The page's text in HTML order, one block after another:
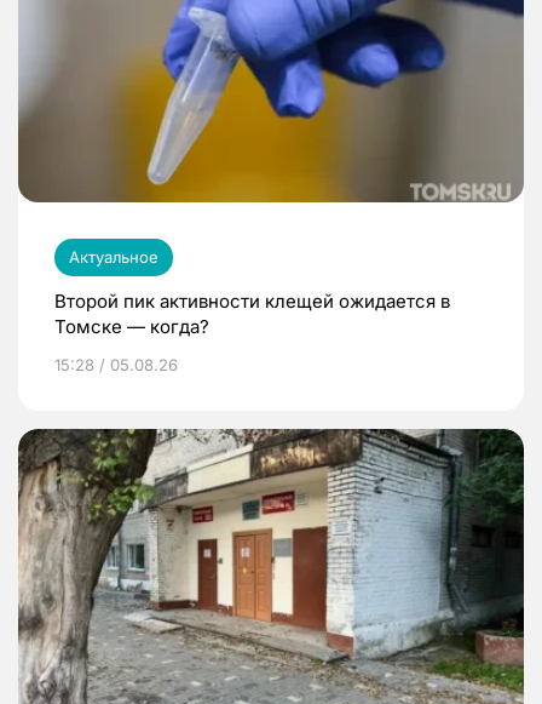
Актуальное
Второй пик активности клещей ожидается в
Томске — когда?
15:28 / 05.08.26